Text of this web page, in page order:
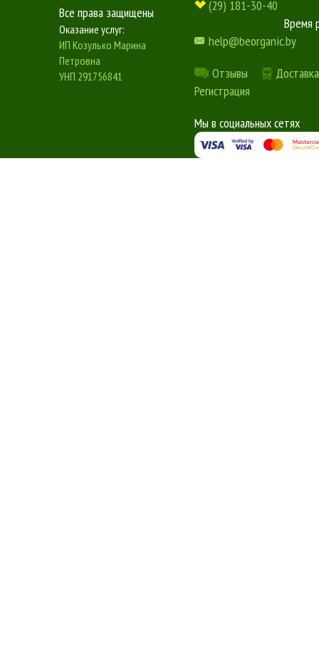
Все права защищены
Оказание услуг:
ИП Козулько Марина
Петровна
УНП 291756841
(29) 181-30-40
Время
help@beorganic.by
Отзывы
Регистрация
Мы в социальных сетях